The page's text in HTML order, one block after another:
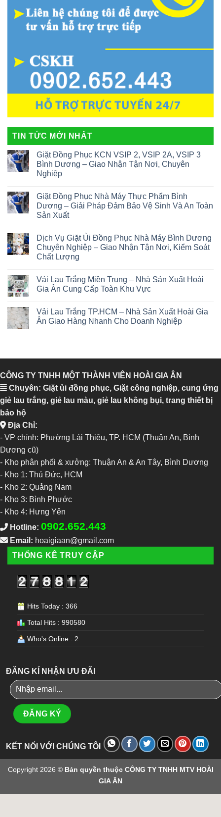
TIN TỨC MỚI NHẤT
Giặt Đồng Phục KCN VSIP 2, VSIP 2A, VSIP 3
Bình Dương – Giao Nhận Tận Nơi, Chuyên
Nghiệp
Giặt Đồng Phục Nhà Máy Thực Phẩm Bình
Dương – Giải Pháp Đảm Bảo Vệ Sinh Và An Toàn
Sản Xuất
Dịch Vụ Giặt Ủi Đồng Phục Nhà Máy Bình Dương
Chuyên Nghiệp – Giao Nhận Tận Nơi, Kiểm Soát
Chất Lượng
Vải Lau Trắng Miền Trung – Nhà Sản Xuất Hoài
Gia Ân Cung Cấp Toàn Khu Vực
Vải Lau Trắng TP.HCM – Nhà Sản Xuất Hoài Gia
Ân Giao Hàng Nhanh Cho Doanh Nghiệp
CÔNG TY TNHH MỘT THÀNH VIÊN HOÀI GIA ÂN
Chuyên: Giặt ủi đồng phục, Giặt công nghiệp, cung ứng
giẻ lau trắng, giẻ lau màu, giẻ lau không bụi, trang thiết bị
bảo hộ
Địa Chỉ:
- VP chính: Phường Lái Thiêu, TP. HCM (Thuận An, Bình
Dương cũ)
- Kho phân phối & xưởng: Thuận An & An Tây, Bình Dương
- Kho 1: Thủ Đức, HCM
- Kho 2: Quảng Nam
- Kho 3: Bình Phước
- Kho 4: Hưng Yên
Hotline: 0902.652.443
Email: hoaigiaan@gmail.com
THỐNG KÊ TRUY CẬP
Hits Today : 366
Total Hits : 990580
Who's Online : 2
ĐĂNG KÍ NHẬN ƯU ĐÃI
KẾT NỐI VỚI CHÚNG TÔI
Copyright 2026 © Bản quyền thuộc CÔNG TY TNHH MTV HOÀI
GIA ÂN